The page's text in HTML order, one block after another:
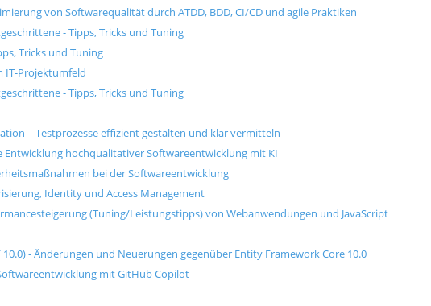
von Softwarequalität durch ATDD, BDD, CI/CD und agile Praktiken
- Tipps, Tricks und Tuning
Tricks und Tuning
IT-Projektumfeld
- Tipps, Tricks und Tuning
– Testprozesse effizient gestalten und klar vermitteln
Entwicklung hochqualitativer Softwareentwicklung mit KI
bei der Softwareentwicklung
Identity und Access Management
(Tuning/Leistungstipps) von Webanwendungen und JavaScript
10.0) - Änderungen und Neuerungen gegenüber Entity Framework Core 10.0
mit GitHub Copilot